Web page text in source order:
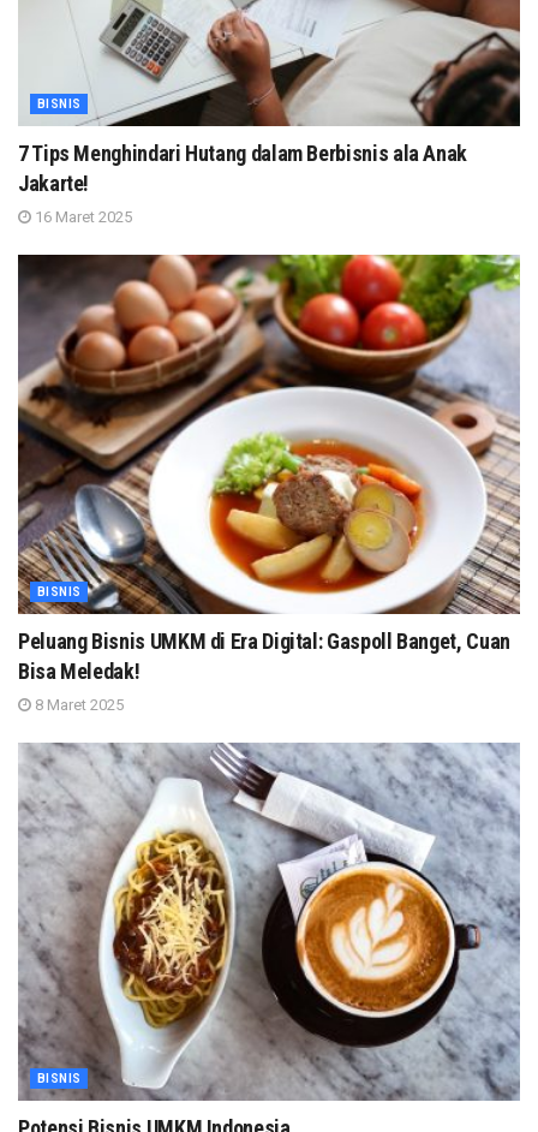
BISNIS
7 Tips Menghindari Hutang dalam Berbisnis ala Anak
Jakarte!
16 Maret 2025
BISNIS
Peluang Bisnis UMKM di Era Digital: Gaspoll Banget, Cuan
Bisa Meledak!
8 Maret 2025
BISNIS